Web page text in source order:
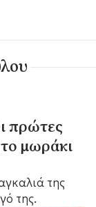
πρώτες
μωράκι
της
της.